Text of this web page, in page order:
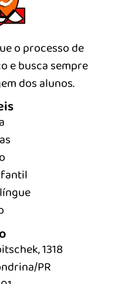
o processo de
e busca sempre
dos alunos.
1318
PR